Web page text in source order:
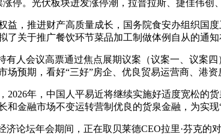
。光伏板块迸发涨停潮，拉普拉斯、捷佳伟创
，推进财产高质量成长，国务院食安办组织国
关于推广餐饮环节菜品加工制做体例自从的通知
人会议高票通过焦点展期议案（议案一、议案四
预期，看好“三好”房企、优良贸易运营商、港资
年，中国人平易近将继续实施好适度宽松的
金融市场不变运转营制优良的货泉金融，为实现
论坛年会期间，正在取贝莱德CEO拉里·芬克的